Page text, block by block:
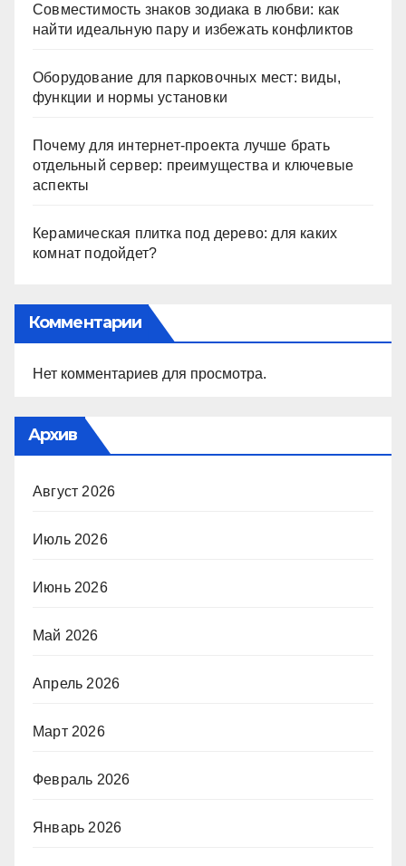
Совместимость знаков зодиака в любви: как
найти идеальную пару и избежать конфликтов
Оборудование для парковочных мест: виды,
функции и нормы установки
Почему для интернет-проекта лучше брать
отдельный сервер: преимущества и ключевые
аспекты
Керамическая плитка под дерево: для каких
комнат подойдет?
Комментарии
Нет комментариев для просмотра.
Архив
Август 2026
Июль 2026
Июнь 2026
Май 2026
Апрель 2026
Март 2026
Февраль 2026
Январь 2026